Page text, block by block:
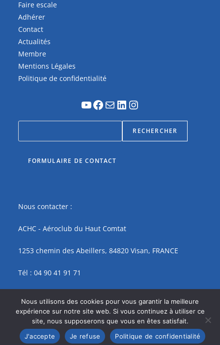
Faire escale
Adhérer
Contact
Actualités
Membre
Mentions Légales
Politique de confidentialité
RECHERCHER
FORMULAIRE DE CONTACT
Nous contacter :
ACHC - Aéroclub du Haut Comtat
1253 chemin des Abeillers, 84820 Visan, FRANCE
Tél : 04 90 41 91 71
Copyright ACHC 2026 -DesignCraftedByAurelie
Nous utilisons des cookies pour vous garantir la meilleure
expérience sur notre site web. Si vous continuez à utiliser ce
site, nous supposerons que vous en êtes satisfait.
J'accepte
Je refuse Politique de confidentialité